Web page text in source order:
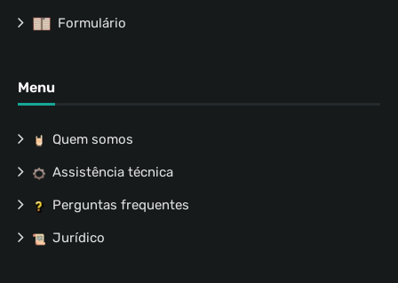
Formulário
Menu
Quem somos
Assistência técnica
Perguntas frequentes
Jurídico